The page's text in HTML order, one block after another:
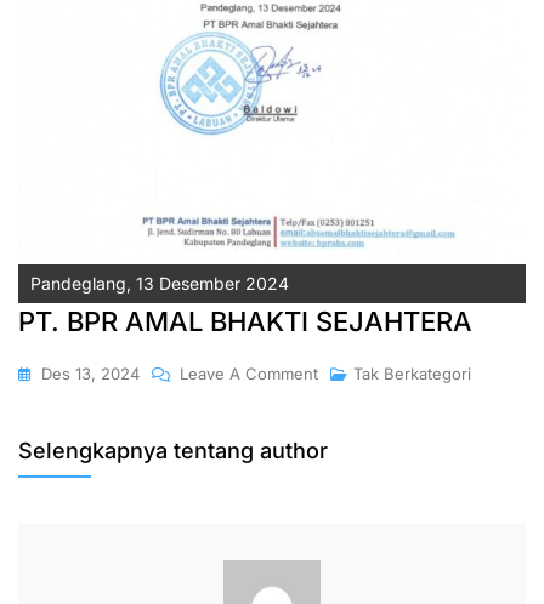
Pandeglang, 13 Desember 2024
PT. BPR AMAL BHAKTI SEJAHTERA
Des 13, 2024 Leave A CommentOn
Tak Berkategori
Selengkapnya tentang author